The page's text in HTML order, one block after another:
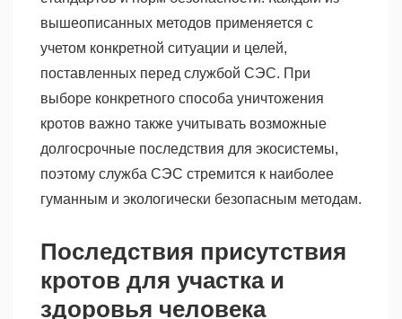
вышеописанных методов применяется с
учетом конкретной ситуации и целей,
поставленных перед службой СЭС. При
выборе конкретного способа уничтожения
кротов важно также учитывать возможные
долгосрочные последствия для экосистемы,
поэтому служба СЭС стремится к наиболее
гуманным и экологически безопасным методам.
Последствия присутствия
кротов для участка и
здоровья человека